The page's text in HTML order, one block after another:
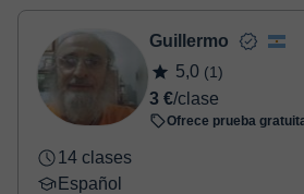
Una vez realices el pago de la clase,
confirmación de la reserva.
Guillermo
5,0 (1)
3 €/clase
Ofrece prueba
14 clases
Español